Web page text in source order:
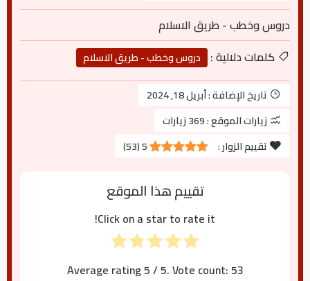
دروس وخطب - طريق الاسلام
كلمات دلالية :
دروس وخطب - طريق الاسلام
تاريخ الإضافة :أبريل 18, 2024
زيارات الموقع :369 زيارات
تقييم الزوار :
5
(
53
)
تقييم هذا الموقع
Click on a star to rate it!
Average rating5/ 5. Vote count:53